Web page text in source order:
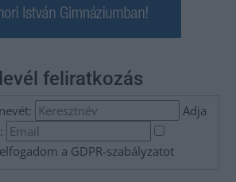
feliratkozás
Adja
a GDPR-szabályzatot